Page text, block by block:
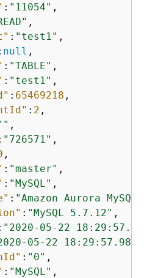
: "11054" ,
,
: "test1" ,
null ,
: "TABLE" ,
: "test1" ,
: 65469218 ,
: 2 ,
,
"726571" ,
,
: "master" ,
: "MySQL" ,
: "Amazon Aurora MySQL"
: "MySQL 5.7.12" ,
"2020-05-22
05-22
: "0" ,
: "MySQL" ,